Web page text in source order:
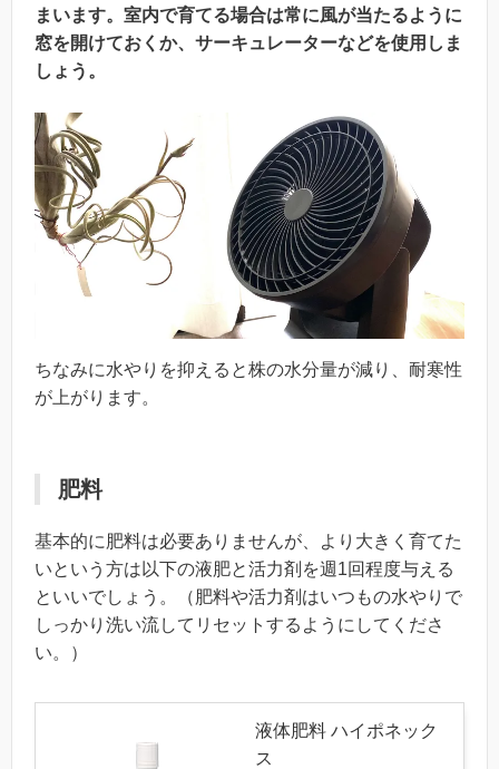
まいます。室内で育てる場合は常に風が当たるように
窓を開けておくか、サーキュレーターなどを使用しま
しょう。
ちなみに水やりを抑えると株の水分量が減り、耐寒性
が上がります。
肥料
基本的に肥料は必要ありませんが、より大きく育てた
いという方は以下の液肥と活力剤を週1回程度与える
といいでしょう。（肥料や活力剤はいつもの水やりで
しっかり洗い流してリセットするようにしてくださ
い。）
液体肥料 ハイポネック
ス